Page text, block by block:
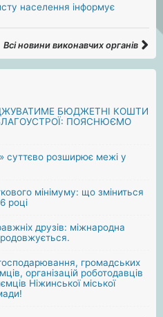
населення інформує
Всі новини виконавчих органів
БЮДЖЕТНІ КОШТИ
ПОЯСНЮЄМО
суттєво розширює межі у
мінімуму: що зміниться
році
друзів: міжнародна
громадських
організацій роботодавців
Ніжинської міської